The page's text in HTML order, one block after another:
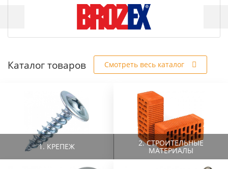
Каталог товаров Смотреть весь каталог
1. КРЕПЕЖ 2. СТРОИТЕЛЬНЫЕ
МАТЕРИАЛЫ